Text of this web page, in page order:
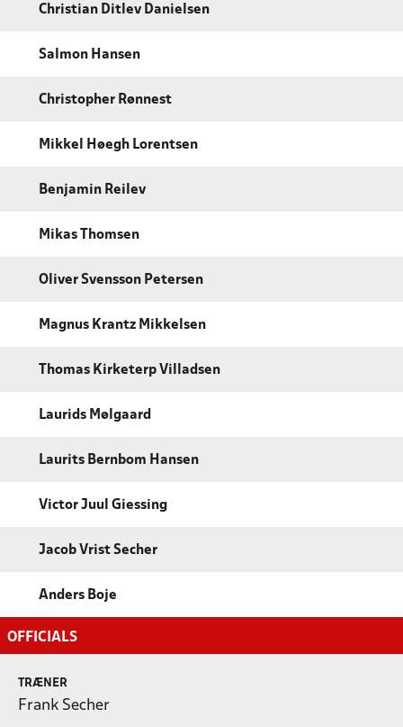
Christian Ditlev Danielsen
Salmon Hansen
Christopher Rønnest
Mikkel Høegh Lorentsen
Benjamin Reilev
Mikas Thomsen
Oliver Svensson Petersen
Magnus Krantz Mikkelsen
Thomas Kirketerp Villadsen
Laurids Mølgaard
Laurits Bernbom Hansen
Victor Juul Giessing
Jacob Vrist Secher
Anders Boje
OFFICIALS
TRÆNER
Frank Secher